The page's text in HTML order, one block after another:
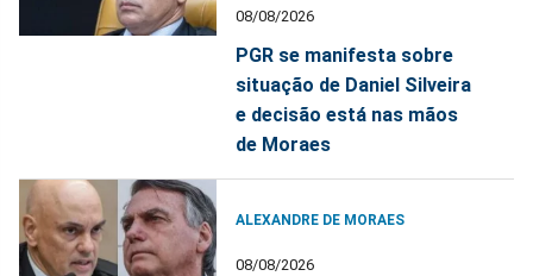
08/08/2026
PGR se manifesta sobre
situação de Daniel Silveira
e decisão está nas mãos
de Moraes
ALEXANDRE DE MORAES
08/08/2026